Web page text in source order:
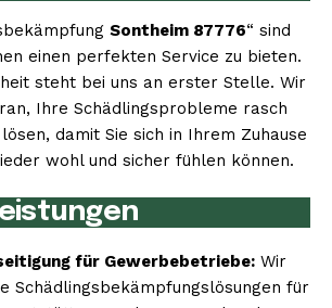
Sontheim 87776“ sind
einen perfekten Service zu bieten.
steht bei uns an erster Stelle. Wir
Ihre Schädlingsprobleme rasch
damit Sie sich in Ihrem Zuhause
wohl und sicher fühlen können.
für Gewerbebetriebe: Wir
Schädlingsbekämpfungslösungen für